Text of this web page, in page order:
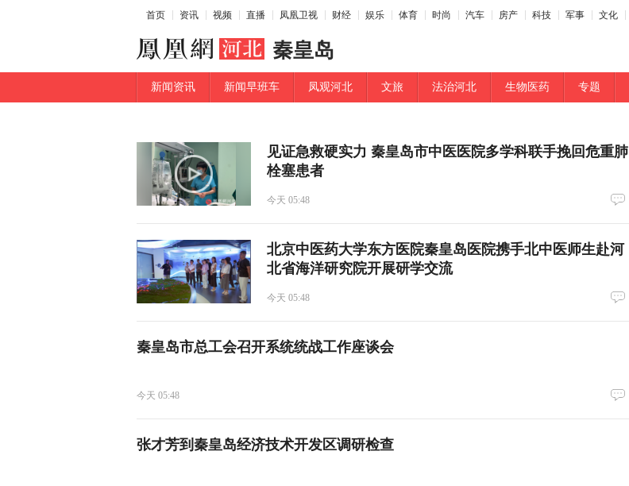
首页 资讯 视频 直播 凤凰卫视 财经 娱乐 体育 时尚 汽车 房产 科技 军事 文化
秦皇岛
新闻资讯 新闻早班车 凤观河北 文旅 法治河北 生物医药 专题
见证急救硬实力 秦皇岛市中医医院多学科联手挽回危重肺
栓塞患者
今天 05:48
北京中医药大学东方医院秦皇岛医院携手北中医师生赴河
北省海洋研究院开展研学交流
今天 05:48
秦皇岛市总工会召开系统统战工作座谈会
今天 05:48
张才芳到秦皇岛经济技术开发区调研检查